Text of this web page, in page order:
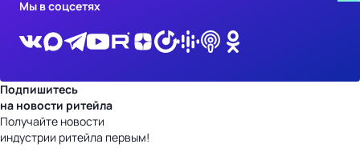
Мы в соцсетях
Подпишитесь
на новости ритейла
Получайте новости
индустрии ритейла первым!